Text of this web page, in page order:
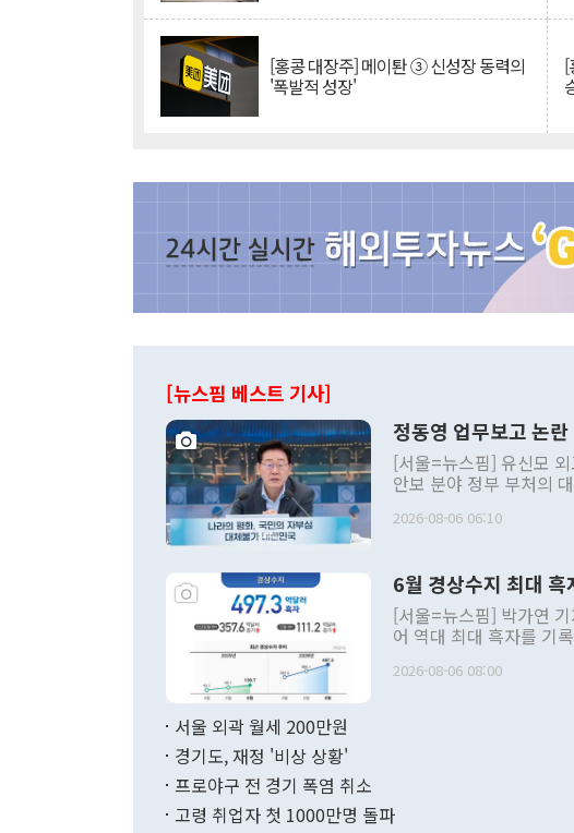
[홍콩 대장주] 메이퇀 ③ 신성장 동력의
'폭발적 성장'
[
[뉴스핌 베스트 기사]
정동영 업무보고 논란
[서울=뉴스핌] 유신모
안보 분야 정부 부처의
발언 중에는 정부 내 조
주의적 희망에 근거한
관의 대북 정책 관련 발
관 부처 장관이 공개적
관의 무리한 대북 접근
다. [정동영 통일부 장관이 지난달 23일 오후 서울 종로구 정부서울청사에
무너졌다고도 했다. 또 "
2026-08-06 06:10
6월 경상수지 최대 흑
[서울=뉴스핌] 박가연
어 역대 최대 흑자를 기
료=한국은행] 한국은행이 6일 발표한 '2026년 6월 국제수지(잠정)'에 따르
며 월간 기준 처음으로
2026-08-06 08:00
서울 외곽 월세 200만원
경기도, 재정 '비상 상황'
프로야구 전 경기 폭염 취소
고령 취업자 첫 1000만명 돌파